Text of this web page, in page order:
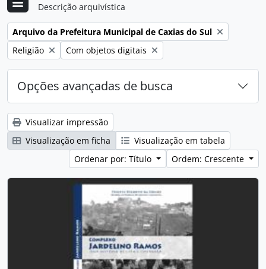
Descrição arquivística
Remover filtro:
Arquivo da Prefeitura Municipal de Caxias do Sul
Remover filtro:
Religião Remover filtro:
Com objetos digitais
Opções avançadas de busca
Visualizar impressão
Visualização em ficha
Visualização em tabela
Ordenar por: Título
Ordem: Crescente